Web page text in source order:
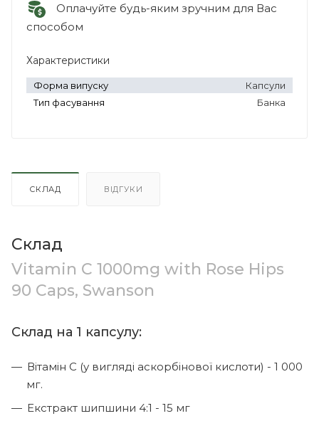
Оплачуйте будь-яким зручним для Вас
способом
Характеристики
Форма випуску
Капсули
Тип фасування
Банка
СКЛАД ВІДГУКИ
Склад
Vitamin C 1000mg with Rose Hips
90 Caps, Swanson
Склад на 1 капсулу:
Вітамін С (у вигляді аскорбінової кислоти) - 1 000
мг.
Екстракт шипшини 4:1 - 15 мг